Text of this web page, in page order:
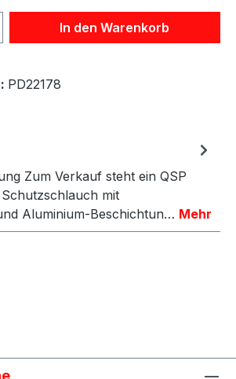
Gib den
In den Warenkorb
PD22178
Zum Verkauf steht ein QSP
mit
Aluminium-Beschichtun… Mehr